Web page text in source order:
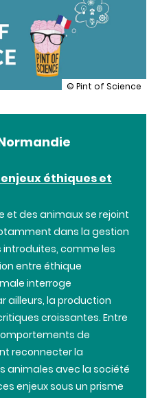
illustration
:
INRAE
© Pint of Science
éthiques et
et des animaux se rejoint
dans la gestion
comme les
entre éthique
interroge
ailleurs, la production
croissantes. Entre
de
reconnecter la
animales avec la société
enjeux sous un prisme